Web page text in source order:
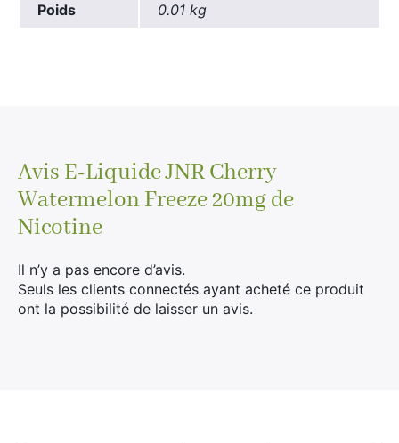
Poids
0.01 kg
Avis E-Liquide JNR Cherry
Watermelon Freeze 20mg de
Nicotine
Il n’y a pas encore d’avis.
Seuls les clients connectés ayant acheté ce produit
ont la possibilité de laisser un avis.